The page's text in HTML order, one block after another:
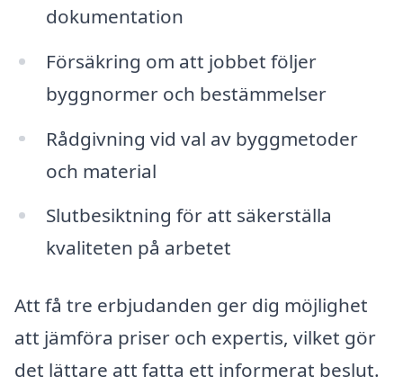
dokumentation
Försäkring om att jobbet följer
byggnormer och bestämmelser
Rådgivning vid val av byggmetoder
och material
Slutbesiktning för att säkerställa
kvaliteten på arbetet
Att få tre erbjudanden ger dig möjlighet
att jämföra priser och expertis, vilket gör
det lättare att fatta ett informerat beslut.